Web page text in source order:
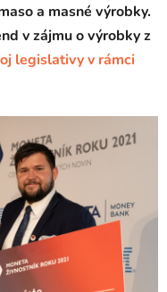
a masné výrobky.
v zájmu o výrobky z
legislativy v rámci